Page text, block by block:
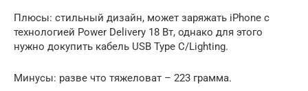
Плюсы: стильный дизайн, может заряжать iPhone с
технологией Power Delivery 18 Вт, однако для этого
нужно докупить кабель USB Type C/Lighting.
Минусы: разве что тяжеловат – 223 грамма.